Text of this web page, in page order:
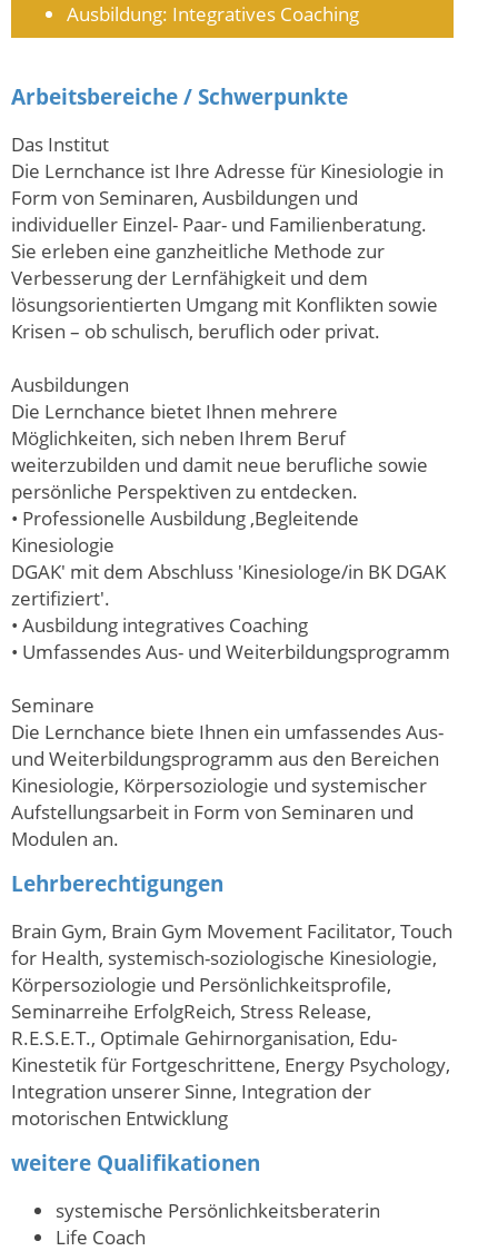
Ausbildung: Integratives Coaching
Arbeitsbereiche / Schwerpunkte
Das Institut
Die Lernchance ist Ihre Adresse für Kinesiologie in
Form von Seminaren, Ausbildungen und
individueller Einzel- Paar- und Familienberatung.
Sie erleben eine ganzheitliche Methode zur
Verbesserung der Lernfähigkeit und dem
lösungsorientierten Umgang mit Konflikten sowie
Krisen – ob schulisch, beruflich oder privat.
Ausbildungen
Die Lernchance bietet Ihnen mehrere
Möglichkeiten, sich neben Ihrem Beruf
weiterzubilden und damit neue berufliche sowie
persönliche Perspektiven zu entdecken.
• Professionelle Ausbildung ‚Begleitende
Kinesiologie
DGAK' mit dem Abschluss 'Kinesiologe/in BK DGAK
zertifiziert'.
• Ausbildung integratives Coaching
• Umfassendes Aus- und Weiterbildungsprogramm
Seminare
Die Lernchance biete Ihnen ein umfassendes Aus-
und Weiterbildungsprogramm aus den Bereichen
Kinesiologie, Körpersoziologie und systemischer
Aufstellungsarbeit in Form von Seminaren und
Modulen an.
Lehrberechtigungen
Brain Gym, Brain Gym Movement Facilitator, Touch
for Health, systemisch-soziologische Kinesiologie,
Körpersoziologie und Persönlichkeitsprofile,
Seminarreihe ErfolgReich, Stress Release,
R.E.S.E.T., Optimale Gehirnorganisation, Edu-
Kinestetik für Fortgeschrittene, Energy Psychology,
Integration unserer Sinne, Integration der
motorischen Entwicklung
weitere Qualifikationen
systemische Persönlichkeitsberaterin
Life Coach